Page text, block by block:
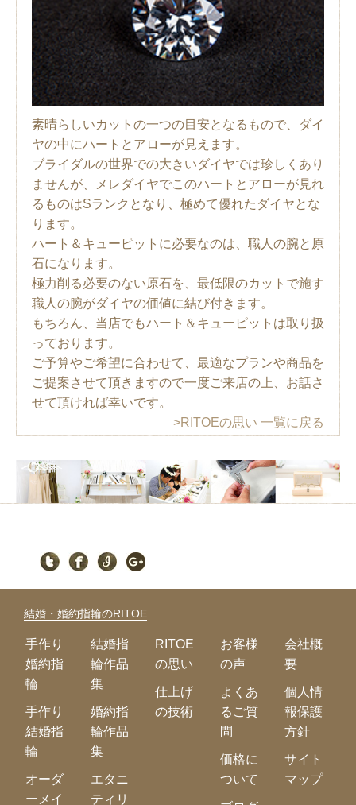
素晴らしいカットの一つの目安となるもので、ダイ
ヤの中にハートとアローが見えます。
ブライダルの世界での大きいダイヤでは珍しくあり
ませんが、メレダイヤでこのハートとアローが見れ
るものはSランクとなり、極めて優れたダイヤとな
ります。
ハート＆キューピットに必要なのは、職人の腕と原
石になります。
極力削る必要のない原石を、最低限のカットで施す
職人の腕がダイヤの価値に結び付きます。
もちろん、当店でもハート＆キューピットは取り扱
っております。
ご予算やご希望に合わせて、最適なプランや商品を
ご提案させて頂きますので一度ご来店の上、お話さ
せて頂ければ幸いです。
>RITOEの思い 一覧に戻る
結婚・婚約指輪のRITOE
手作り
婚約指
輪
手作り
結婚指
輪
オーダ
ーメイ
結婚指
輪作品
集
婚約指
輪作品
集
エタニ
ティリ
RITOE
の思い
仕上げ
の技術
お客様
の声
よくあ
るご質
問
価格に
ついて
会社概
要
個人情
報保護
方針
サイト
マップ